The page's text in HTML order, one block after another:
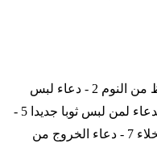
المقدمة فضل الذكر 1 - أذكار الاستيقاظ من النوم 2 - دعاء لبس
الثوب 3 - دعاء لبس الثوب الجديد 4 - الدعاء لمن لبس ثوبا جديدا 5 -
ما يقول إذا وضع ثوبه 6 - دعاء دخول الخلاء 7 - دعاء الخروج من